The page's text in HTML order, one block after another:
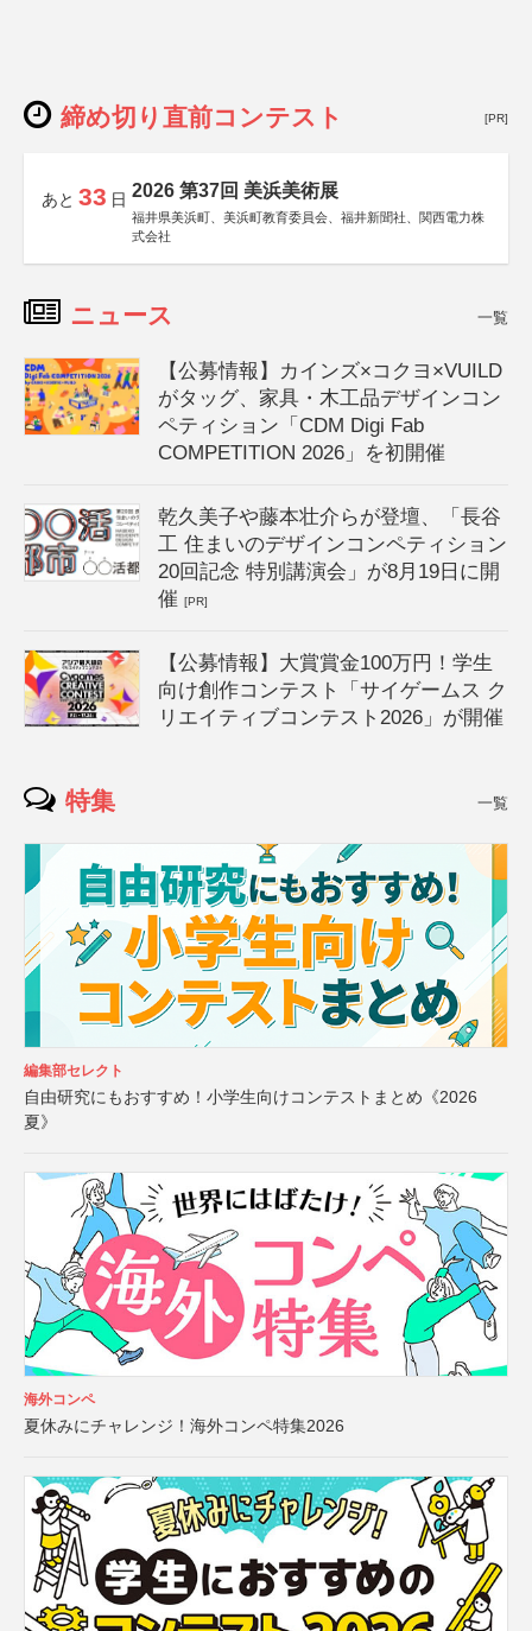
締め切り直前コンテスト [PR]
あと 33 日 2026 第37回 美浜美術展
福井県美浜町、美浜町教育委員会、福井新聞社、関西電力株
式会社
ニュース 一覧
【公募情報】カインズ×コクヨ×VUILD
がタッグ、家具・木工品デザインコン
ペティション「CDM Digi Fab
COMPETITION 2026」を初開催
乾久美子や藤本壮介らが登壇、「長谷
工 住まいのデザインコンペティション
20回記念 特別講演会」が8月19日に開
催[PR]
【公募情報】大賞賞金100万円！学生
向け創作コンテスト「サイゲームス ク
リエイティブコンテスト2026」が開催
特集 一覧
編集部セレクト
自由研究にもおすすめ！小学生向けコンテストまとめ《2026
夏》
海外コンペ
夏休みにチャレンジ！海外コンペ特集2026